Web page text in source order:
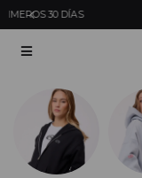
ENVÍOS
